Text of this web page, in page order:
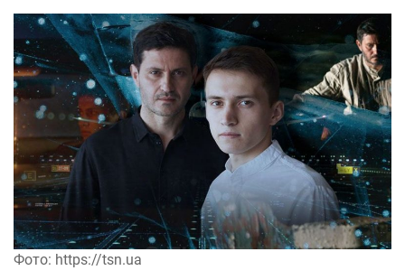
Фото: https://tsn.ua